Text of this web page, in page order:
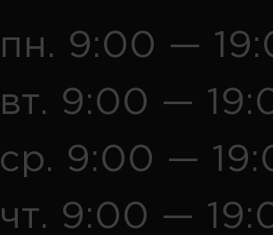
пн. 9:00 —
вт. 9:00 —
ср. 9:00 —
чт. 9:00 —